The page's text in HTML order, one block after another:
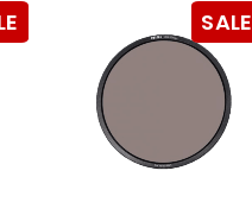
SALE